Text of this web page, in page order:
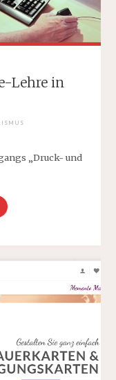
Lehre in
„Druck- und